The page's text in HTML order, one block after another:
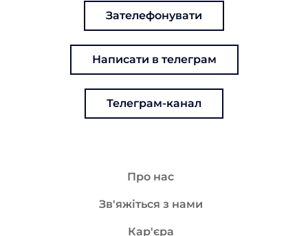
Зателефонувати
Написати в телеграм
Телеграм-канал
Про нас
Зв'яжіться з нами
Кар'єра